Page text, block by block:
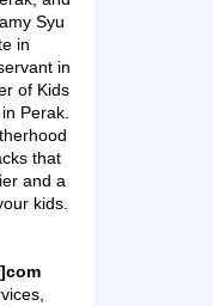
Syu
in
in
of Kids
Perak.
that
and a
kids.